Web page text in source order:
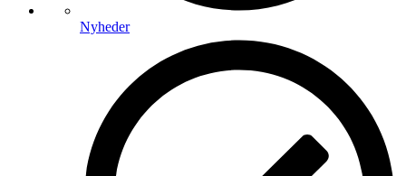
Nyheder